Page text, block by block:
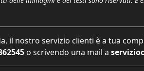
il nostro servizio clienti è a tua
o scrivendo una mail a